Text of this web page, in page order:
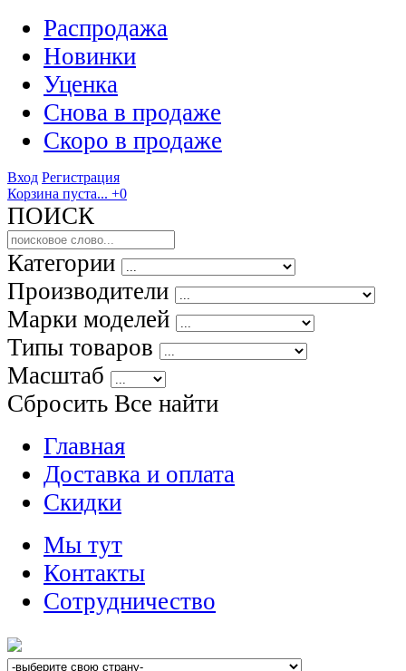
Распродажа
Новинки
Уценка
Снова в продаже
Скоро в продаже
Вход Регистрация
Корзина пуста... +0
ПОИСК
Категории
Производители
Марки моделей
Типы товаров
Масштаб
Сбросить Все найти
Главная
Доставка и оплата
Скидки
Мы тут
Контакты
Сотрудничество